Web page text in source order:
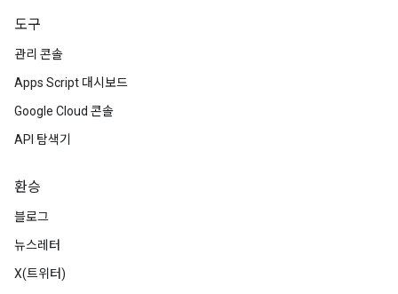
도구
관리 콘솔
Apps Script 대시보드
Google Cloud 콘솔
API 탐색기
환승
블로그
뉴스레터
X(트위터)